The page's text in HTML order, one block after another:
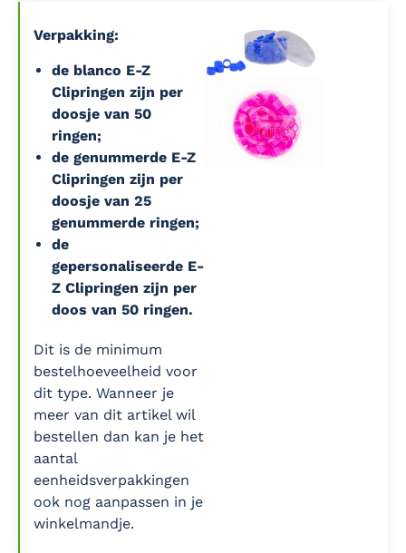
Verpakking:
de blanco E-Z
Clipringen zijn per
doosje van 50
ringen;
de genummerde E-Z
Clipringen zijn per
doosje van 25
genummerde ringen;
de
gepersonaliseerde E-
Z Clipringen zijn per
doos van 50 ringen.
Dit is de minimum
bestelhoeveelheid voor
dit type. Wanneer je
meer van dit artikel wil
bestellen dan kan je het
aantal
eenheidsverpakkingen
ook nog aanpassen in je
winkelmandje.